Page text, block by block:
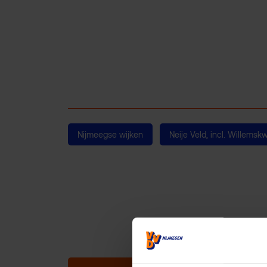
Nijmeegse wijken Neije Veld, incl.